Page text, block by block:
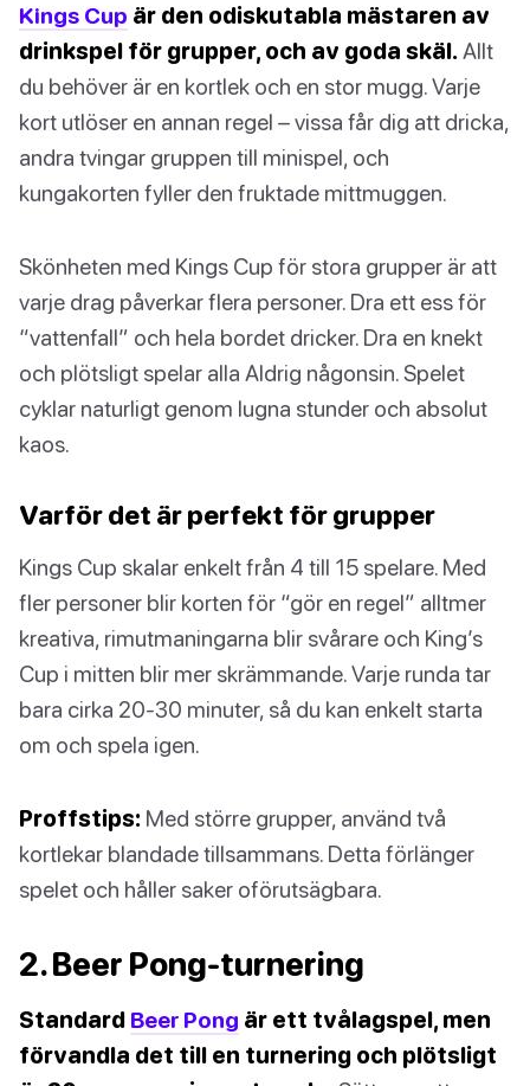
Kings Cup är den odiskutabla mästaren av
drinkspel för grupper, och av goda skäl. Allt
du behöver är en kortlek och en stor mugg. Varje
kort utlöser en annan regel – vissa får dig att dricka,
andra tvingar gruppen till minispel, och
kungakorten fyller den fruktade mittmuggen.
Skönheten med Kings Cup för stora grupper är att
varje drag påverkar flera personer. Dra ett ess för
“vattenfall” och hela bordet dricker. Dra en knekt
och plötsligt spelar alla Aldrig någonsin. Spelet
cyklar naturligt genom lugna stunder och absolut
kaos.
Varför det är perfekt för grupper
Kings Cup skalar enkelt från 4 till 15 spelare. Med
fler personer blir korten för “gör en regel” alltmer
kreativa, rimutmaningarna blir svårare och King’s
Cup i mitten blir mer skrämmande. Varje runda tar
bara cirka 20-30 minuter, så du kan enkelt starta
om och spela igen.
Proffstips: Med större grupper, använd två
kortlekar blandade tillsammans. Detta förlänger
spelet och håller saker oförutsägbara.
2. Beer Pong-turnering
Standard Beer Pong är ett tvålagspel, men
förvandla det till en turnering och plötsligt